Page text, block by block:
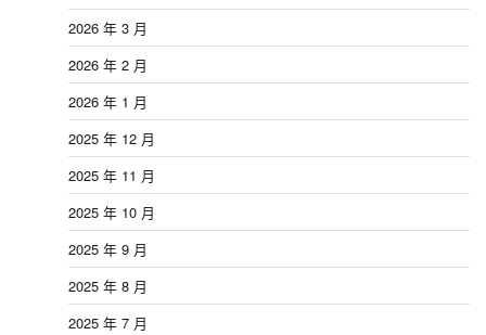
2026 年 3 月
2026 年 2 月
2026 年 1 月
2025 年 12 月
2025 年 11 月
2025 年 10 月
2025 年 9 月
2025 年 8 月
2025 年 7 月